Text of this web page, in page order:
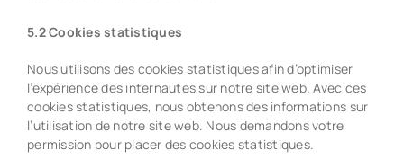
5.2 Cookies statistiques
Nous utilisons des cookies statistiques afin d’optimiser
l’expérience des internautes sur notre site web. Avec ces
cookies statistiques, nous obtenons des informations sur
l’utilisation de notre site web. Nous demandons votre
permission pour placer des cookies statistiques.